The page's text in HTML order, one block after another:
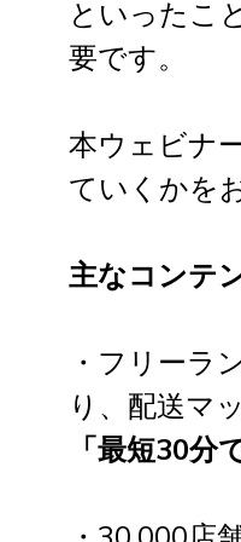
といったこ
要です。
本ウェビナ
ていくかを
主なコンテ
・フリーラ
り、 配送マ
「最短30